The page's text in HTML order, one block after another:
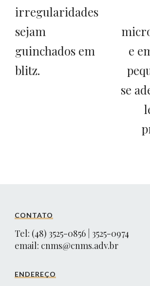
irregularidades
sejam
guinchados em
blitz.
e
se
CONTATO
Tel: (48) 3525-0856 | 3525-0974
email: cnms@cnms.adv.br
ENDEREÇO